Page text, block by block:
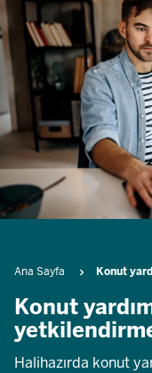
Breadcrumb
Ana Sayfa Konut
Konut
Halihazırda konut